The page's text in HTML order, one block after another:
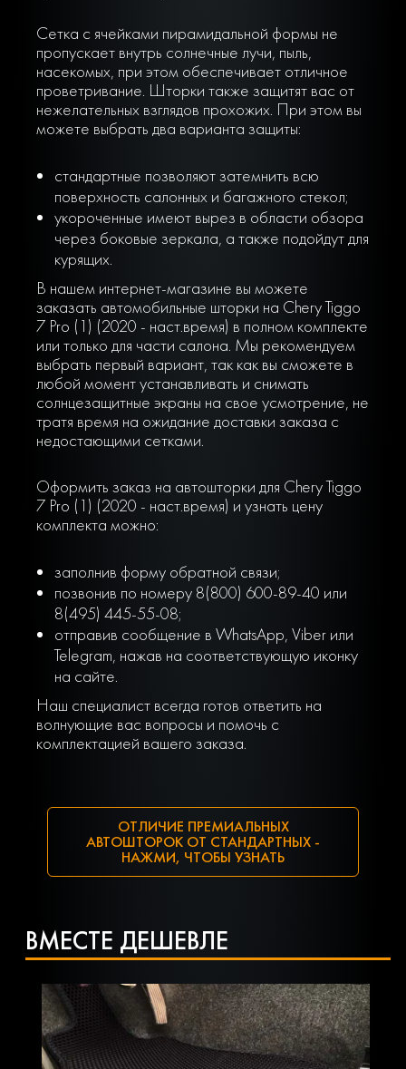
Сетка с ячейками пирамидальной формы не
пропускает внутрь солнечные лучи, пыль,
насекомых, при этом обеспечивает отличное
проветривание. Шторки также защитят вас от
нежелательных взглядов прохожих. При этом вы
можете выбрать два варианта защиты:
стандартные позволяют затемнить всю
поверхность салонных и багажного стекол;
укороченные имеют вырез в области обзора
через боковые зеркала, а также подойдут для
курящих.
В нашем интернет-магазине вы можете
заказать автомобильные шторки на Chery Tiggo
7 Pro (1) (2020 - наст.время) в полном комплекте
или только для части салона. Мы рекомендуем
выбрать первый вариант, так как вы сможете в
любой момент устанавливать и снимать
солнцезащитные экраны на свое усмотрение, не
тратя время на ожидание доставки заказа с
недостающими сетками.
Оформить заказ на автошторки для Chery Tiggo
7 Pro (1) (2020 - наст.время) и узнать цену
комплекта можно:
заполнив форму обратной связи;
позвонив по номеру 8(800) 600-89-40 или
8(495) 445-55-08;
отправив сообщение в WhatsApp, Viber или
Telegram, нажав на соответствующую иконку
на сайте.
Наш специалист всегда готов ответить на
волнующие вас вопросы и помочь с
комплектацией вашего заказа.
ОТЛИЧИЕ ПРЕМИАЛЬНЫХ
АВТОШТОРОК ОТ СТАНДАРТНЫХ -
НАЖМИ, ЧТОБЫ УЗНАТЬ
ВМЕСТЕ ДЕШЕВЛЕ